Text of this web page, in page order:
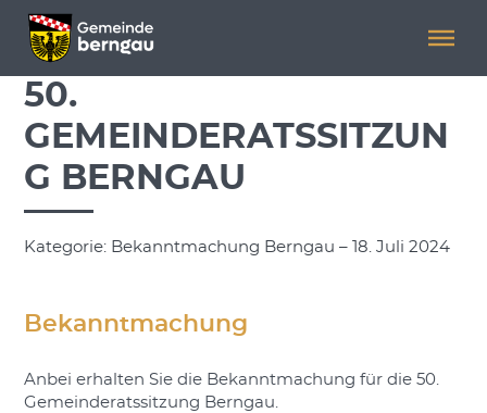
Menü überspringen
Menü überspringen
50.
GEMEINDERATSSITZUN
G BERNGAU
Kategorie: Bekanntmachung Berngau – 18. Juli 2024
Bekanntmachung
Anbei erhalten Sie die Bekanntmachung für die 50.
Gemeinderatssitzung Berngau.